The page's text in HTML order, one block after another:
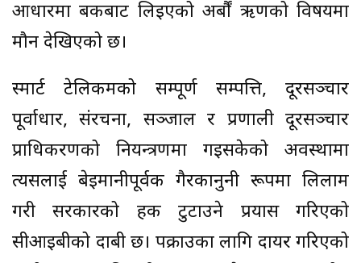
आधारमा बैंकबाट लिइएको अर्बौं ऋणको विषयमा
मौन देखिएको छ।
स्मार्ट टेलिकमको सम्पूर्ण सम्पत्ति, दूरसञ्चार
पूर्वाधार, संरचना, सञ्जाल र प्रणाली दूरसञ्चार
प्राधिकरणको नियन्त्रणमा गइसकेको अवस्थामा
त्यसलाई बेइमानीपूर्वक गैरकानुनी रूपमा लिलाम
गरी सरकारको हक टुटाउने प्रयास गरिएको
सीआइबीको दाबी छ। पक्राउका लागि दायर गरिएको